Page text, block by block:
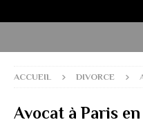
ACCUEIL DIVORCE
Avocat à Paris